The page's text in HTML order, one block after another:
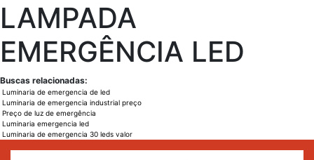
LAMPADA
EMERGÊNCIA LED
Buscas relacionadas:
Luminaria de emergencia de led
Luminaria de emergencia industrial preço
Preço de luz de emergência
Luminaria emergencia led
Luminaria de emergencia 30 leds valor